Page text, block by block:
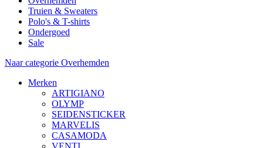
Truien & Sweaters
Polo's & T-shirts
Ondergoed
Sale
Naar categorie Overhemden
Merken
ARTIGIANO
OLYMP
SEIDENSTICKER
MARVELIS
CASAMODA
VENTI